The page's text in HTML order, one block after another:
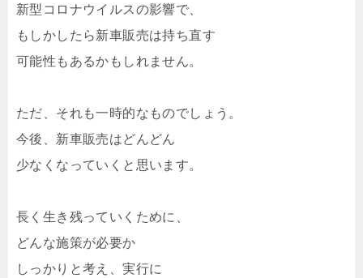
新型コロナウイルスの影響で、
もしかしたら新車販売は持ち直す
可能性もあるかもしれません。
ただ、それも一時的なものでしょう。
今後、新車販売はどんどん
少なくなっていくと思います。
長く生き残っていくために、
どんな施策が必要か
しっかりと考え、実行に